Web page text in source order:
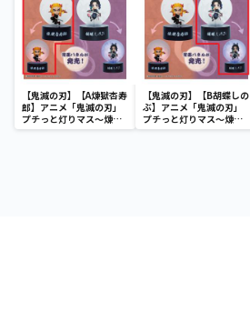
【鬼滅の刃】【A煉獄杏寿
郎】アニメ「鬼滅の刃」
プチっと灯りマス～煉獄
杏寿郎・胡蝶しのぶ～
【鬼滅の刃】【B胡蝶しの
ぶ】アニメ「鬼滅の刃」
プチっと灯りマス～煉獄
杏寿郎・胡蝶しのぶ～